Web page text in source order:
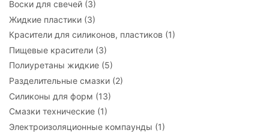
Воски для свечей (3)
Жидкие пластики (3)
Красители для силиконов, пластиков (1)
Пищевые красители (3)
Полиуретаны жидкие (5)
Разделительные смазки (2)
Силиконы для форм (13)
Смазки технические (1)
Электроизоляционные компаунды (1)